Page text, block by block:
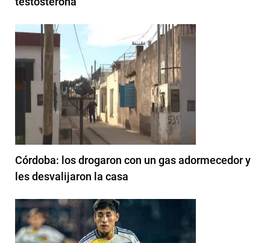
Córdoba: los drogaron con un gas adormecedor y
les desvalijaron la casa